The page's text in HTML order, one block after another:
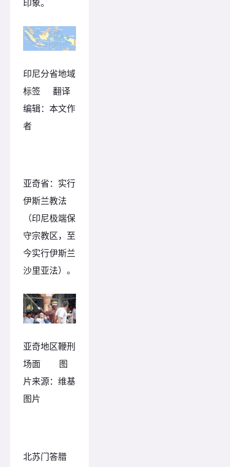
印象。
印尼分省地域
标签 翻译
编辑：本文作
者
亚奇省：实行
伊斯兰教法
（印尼极端保
守宗教区，至
今实行伊斯兰
沙里亚法）。
亚奇地区鞭刑
场面 图
片来源：维基
图片
北苏门答腊